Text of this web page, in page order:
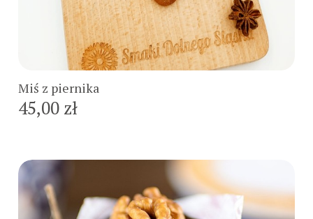
Miś z piernika
45,00 zł
Do koszyka